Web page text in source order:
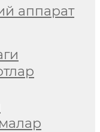
аппарат